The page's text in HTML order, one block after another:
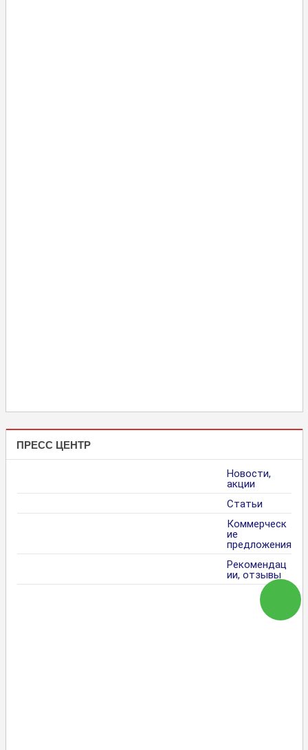
ПРЕСС ЦЕНТР
Новости,
акции
Статьи
Коммерческ
ие
предложения
Рекомендац
ии, отзывы